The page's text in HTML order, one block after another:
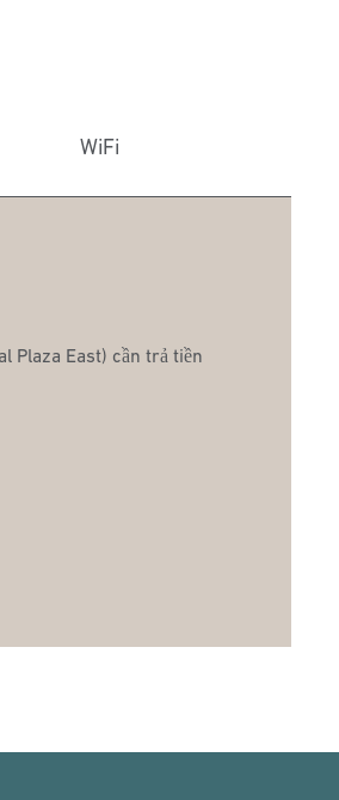
WiFi
Plaza East) cần trả tiền